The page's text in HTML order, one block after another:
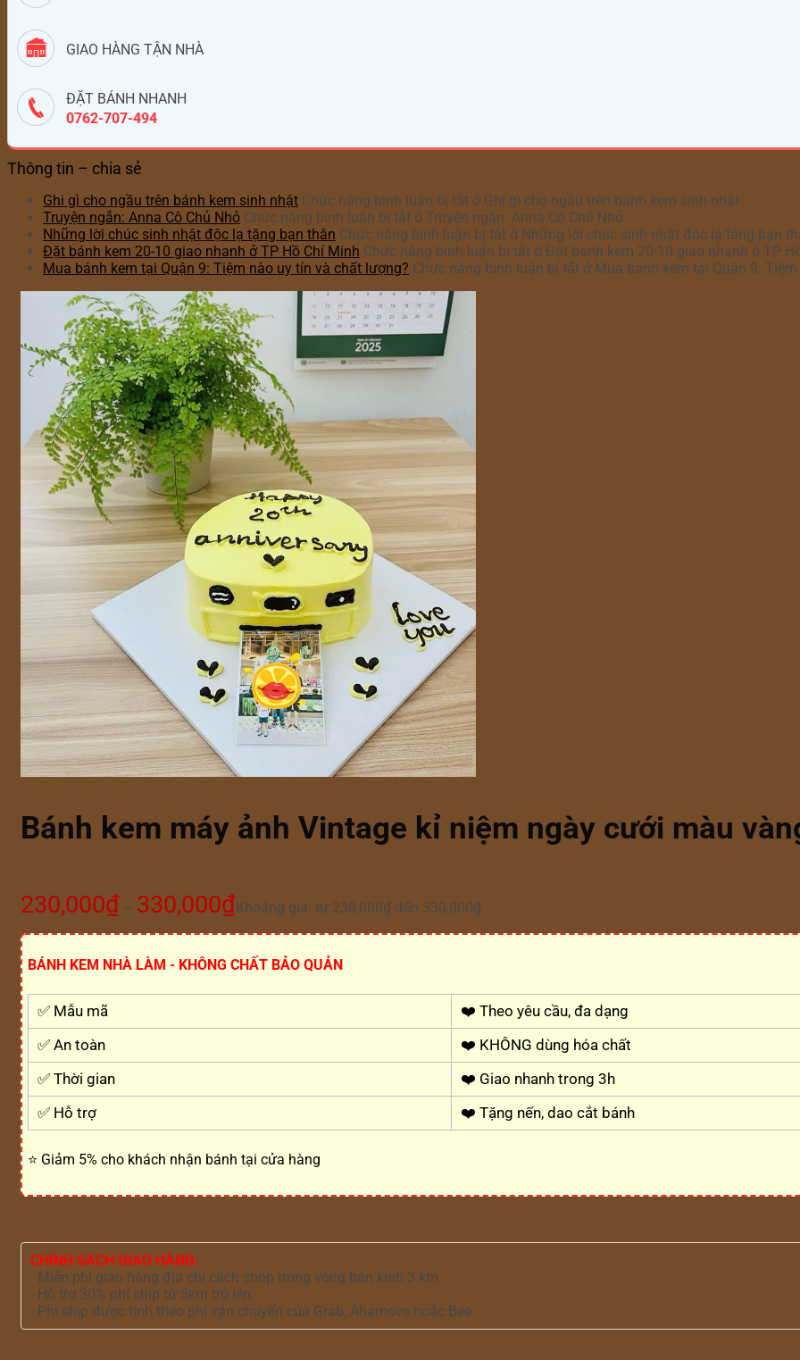
GIAO HÀNG TẬN NHÀ
ĐẶT BÁNH NHANH
0762-707-494
Thông tin – chia sẻ
Ghi gì cho ngầu trên bánh kem sinh nhật Chức năng bình luận bị tắt ở Ghi gì cho ngầu trên bánh kem sinh nhật
Truyện ngắn: Anna Cô Chủ Nhỏ Chức năng bình luận bị tắt ở Truyện ngắn: Anna Cô Chủ Nhỏ
Những lời chúc sinh nhật độc lạ tặng bạn thân Chức năng bình luận bị tắt ở Những lời chúc sinh nhật độc lạ tặng bạn
Đặt bánh kem 20-10 giao nhanh ở TP Hồ Chí Minh Chức năng bình luận bị tắt ở Đặt bánh kem 20-10 giao nhanh ở TP
Mua bánh kem tại Quận 9: Tiệm nào uy tín và chất lượng? Chức năng bình luận bị tắt ở Mua bánh kem tại Quận 9:
Bánh kem máy ảnh Vintage kỉ niệm ngày cưới màu
230,000₫ – 330,000₫Khoảng giá: từ 230,000₫ đến 330,000₫
BÁNH KEM NHÀ LÀM - KHÔNG CHẤT BẢO QUẢN
✅ Mẫu mã
❤️ Theo yêu cầu, đa dạng
✅ An toàn
❤️ KHÔNG dùng hóa chất
✅ Thời gian
❤️ Giao nhanh trong 3h
✅ Hỗ trợ
❤️ Tặng nến, dao cắt bánh
⭐ Giảm 5% cho khách nhận bánh tại cửa hàng
CHÍNH SÁCH GIAO HÀNG:
- Miễn phí giao hàng địa chỉ cách shop trong vòng bán kính 3 km
- Hỗ trợ 30% phí ship từ 5km trở lên.
- Phí ship được tính theo phí vận chuyển của Grab, Ahamove hoặc Bee.